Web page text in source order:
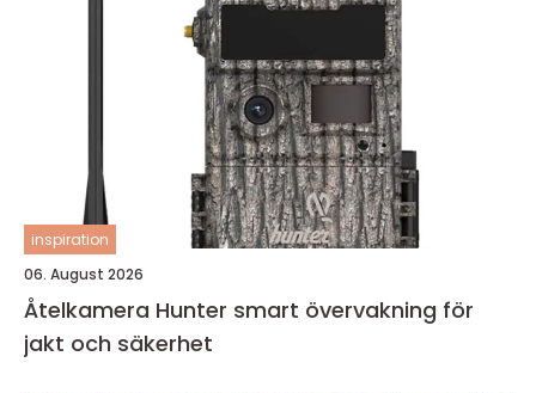
inspiration
06. August 2026
Åtelkamera Hunter smart övervakning för
jakt och säkerhet